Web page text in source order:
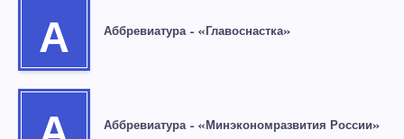
А Аббревиатура – «Главоснастка»
Аббревиатура – «Минэкономразвития России»